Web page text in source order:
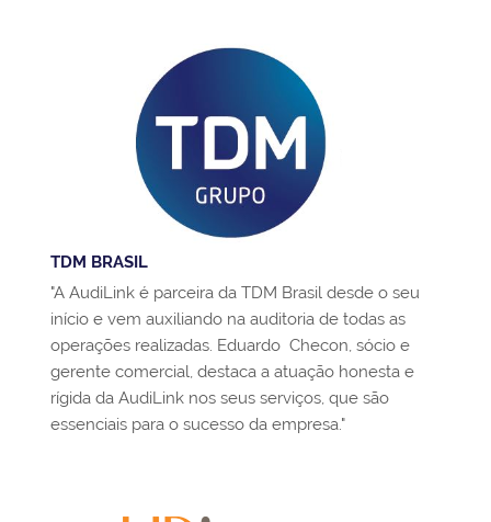
TDM BRASIL
"A AudiLink é parceira da TDM Brasil desde o seu
início e vem auxiliando na auditoria de todas as
operações realizadas. Eduardo Checon, sócio e
gerente comercial, destaca a atuação honesta e
rígida da AudiLink nos seus serviços, que são
essenciais para o sucesso da empresa."